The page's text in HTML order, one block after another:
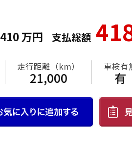
410万円 支払総額
走行距離（km）
21,000
車検有
有